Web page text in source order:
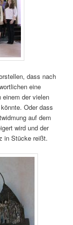
dass nach
eine
einem der vielen
Oder dass
auf dem
wird und der
in Stücke reißt.